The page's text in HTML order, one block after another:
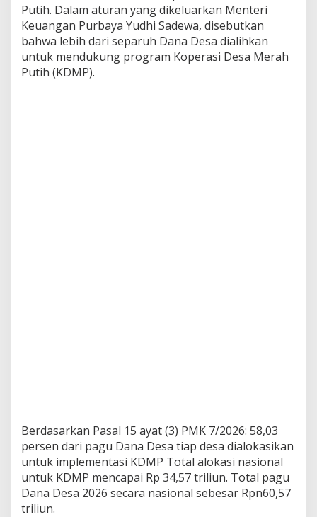
Putih. Dalam aturan yang dikeluarkan Menteri
Keuangan Purbaya Yudhi Sadewa, disebutkan
bahwa lebih dari separuh Dana Desa dialihkan
untuk mendukung program Koperasi Desa Merah
Putih (KDMP).
Berdasarkan Pasal 15 ayat (3) PMK 7/2026: 58,03
persen dari pagu Dana Desa tiap desa dialokasikan
untuk implementasi KDMP Total alokasi nasional
untuk KDMP mencapai Rp 34,57 triliun. Total pagu
Dana Desa 2026 secara nasional sebesar Rpn60,57
triliun.